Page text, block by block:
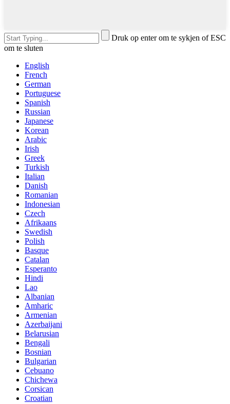
Druk op enter om te sykjen of ESC
om te sluten
English
French
German
Portuguese
Spanish
Russian
Japanese
Korean
Arabic
Irish
Greek
Turkish
Italian
Danish
Romanian
Indonesian
Czech
Afrikaans
Swedish
Polish
Basque
Catalan
Esperanto
Hindi
Lao
Albanian
Amharic
Armenian
Azerbaijani
Belarusian
Bengali
Bosnian
Bulgarian
Cebuano
Chichewa
Corsican
Croatian